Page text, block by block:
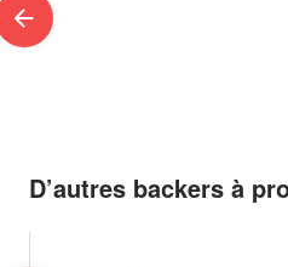
arrow_back
D’autres backers à